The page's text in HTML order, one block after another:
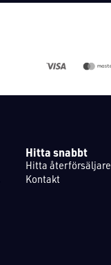
Hitta snabbt
Hitta återförsäljare
Kontakt